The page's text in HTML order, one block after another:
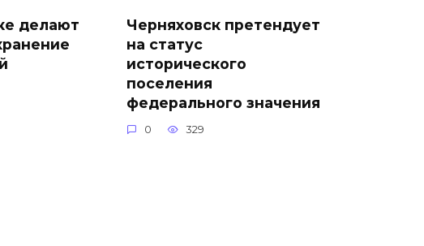
делают
Черняховск претендует
на статус
исторического
поселения
федерального значения
0 329